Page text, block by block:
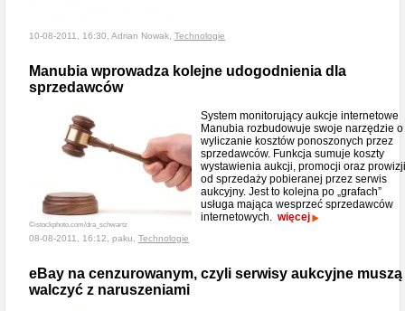
10-08-2011, 16:30, Adrian Nowak, Technologie
Manubia wprowadza kolejne udogodnienia dla
sprzedawców
©istockphoto.com/dra_schwartz
System monitorujący aukcje internetowe
Manubia rozbudowuje swoje narzędzie o
wyliczanie kosztów ponoszonych przez
sprzedawców. Funkcja sumuje koszty
wystawienia aukcji, promocji oraz prowizji
od sprzedaży pobieranej przez serwis
aukcyjny. Jest to kolejna po „grafach”
usługa mająca wesprzeć sprzedawców
internetowych. więcej
08-08-2011, 16:12, paku, Technologie
eBay na cenzurowanym, czyli serwisy aukcyjne muszą
walczyć z naruszeniami